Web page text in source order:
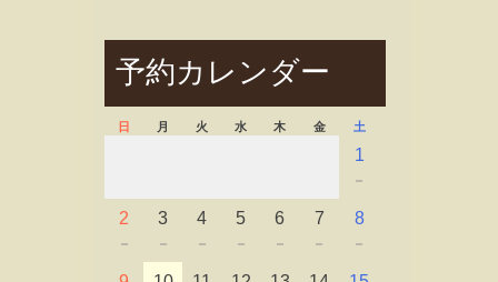
予約カレンダー
日 月 火 水 木 金 土
1
－
2
－
3
－
4
－
5
－
6
－
7
－
8
－